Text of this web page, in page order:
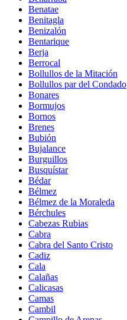
Benatae
Benitagla
Benizalón
Bentarique
Berja
Berrocal
Bollullos de la Mitación
Bollullos par del Condado
Bonares
Bormujos
Bornos
Brenes
Bubión
Bujalance
Burguillos
Busquístar
Bédar
Bélmez
Bélmez de la Moraleda
Bérchules
Cabezas Rubias
Cabra
Cabra del Santo Cristo
Cadiz
Cala
Calañas
Calicasas
Camas
Cambil